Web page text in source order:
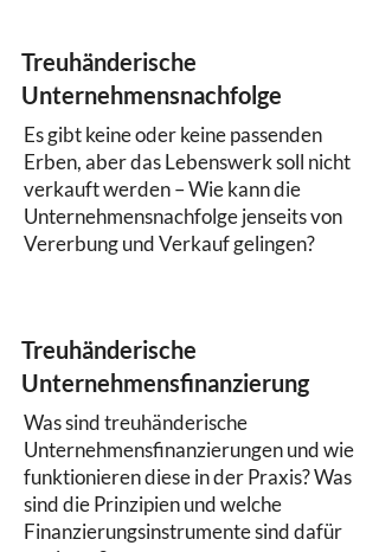
Treuhänderische
Unternehmensnachfolge
Es gibt keine oder keine passenden
Erben, aber das Lebenswerk soll nicht
verkauft werden – Wie kann die
Unternehmensnachfolge jenseits von
Vererbung und Verkauf gelingen?
Treuhänderische
Unternehmensfinanzierung
Was sind treuhänderische
Unternehmensfinanzierungen und wie
funktionieren diese in der Praxis? Was
sind die Prinzipien und welche
Finanzierungsinstrumente sind dafür